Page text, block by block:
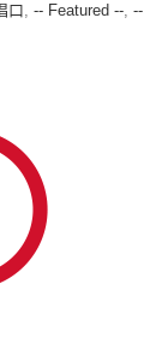
口, -- Featured --, --